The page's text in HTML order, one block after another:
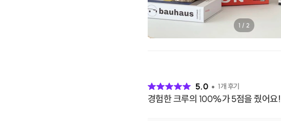
1 / 2
5.0 1개 후기
경험한 크루의 100%가 5점을 줬어요!